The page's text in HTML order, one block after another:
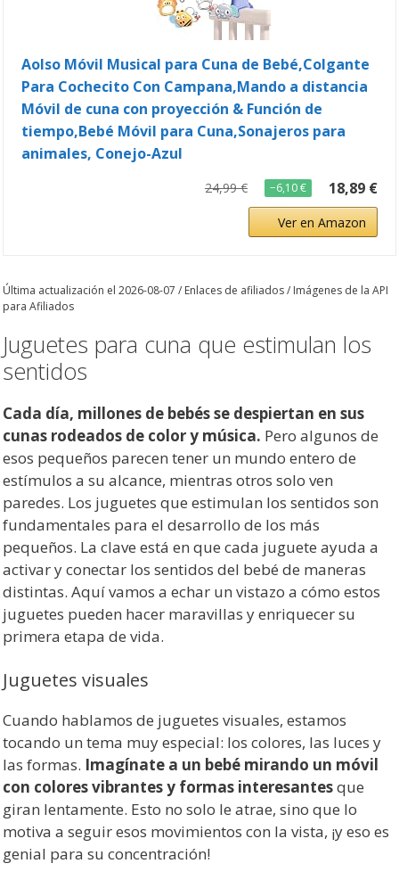
Aolso Móvil Musical para Cuna de Bebé,Colgante
Para Cochecito Con Campana,Mando a distancia
Móvil de cuna con proyección & Función de
tiempo,Bebé Móvil para Cuna,Sonajeros para
animales, Conejo-Azul
24,99 € −6,10 € 18,89 €
Ver en Amazon
Última actualización el 2026-08-07 / Enlaces de afiliados / Imágenes de la API
para Afiliados
Juguetes para cuna que estimulan los
sentidos
Cada día, millones de bebés se despiertan en sus
cunas rodeados de color y música. Pero algunos de
esos pequeños parecen tener un mundo entero de
estímulos a su alcance, mientras otros solo ven
paredes. Los juguetes que estimulan los sentidos son
fundamentales para el desarrollo de los más
pequeños. La clave está en que cada juguete ayuda a
activar y conectar los sentidos del bebé de maneras
distintas. Aquí vamos a echar un vistazo a cómo estos
juguetes pueden hacer maravillas y enriquecer su
primera etapa de vida.
Juguetes visuales
Cuando hablamos de juguetes visuales, estamos
tocando un tema muy especial: los colores, las luces y
las formas. Imagínate a un bebé mirando un móvil
con colores vibrantes y formas interesantesque
giran lentamente. Esto no solo le atrae, sino que lo
motiva a seguir esos movimientos con la vista, ¡y eso es
genial para su concentración!